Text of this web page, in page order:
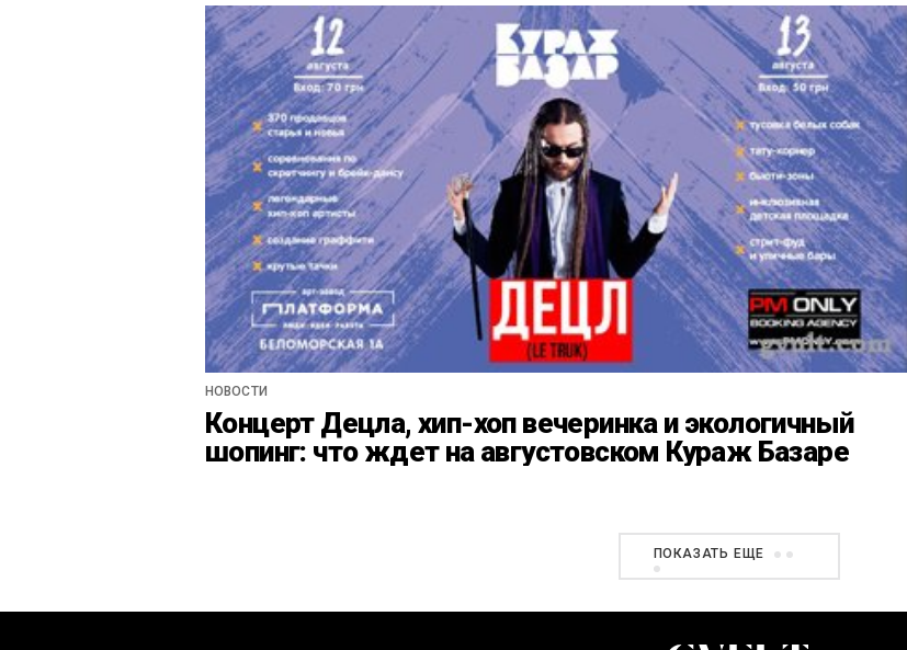
НОВОСТИ
Концерт Децла, хип-хоп вечеринка и экологичный
шопинг: что ждет на августовском Кураж Базаре
ПОКАЗАТЬ ЕЩЕ